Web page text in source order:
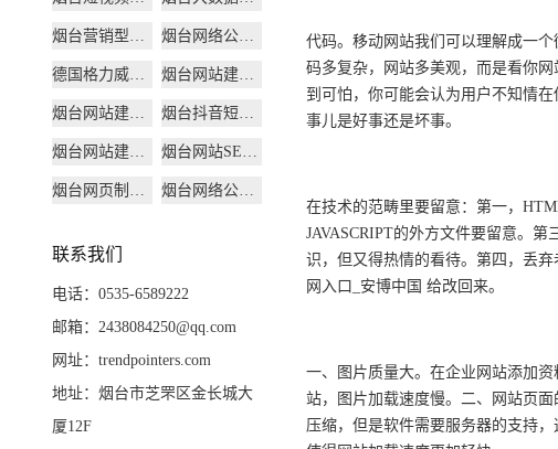
烟台营销型网站建设 烟台网络公司seo
德国格力威乳胶漆 烟台网站建设外包
烟台网站建设公司 烟台抖音短视频运营
烟台网站建设设计 烟台网站SEO优化
烟台网页制作设计 烟台网络公司建站
联系我们
电话：0535-6589222
邮箱：2438084250@qq.com
网址：trendpointers.com
地址：烟台市芝罘区金长城大
厦12F
代码。移动网站我们可以理解成一
码多复杂，网站多美观，而是看你
到可怕，你可能会认为用户不知情
事儿是好事还是坏事。
在技术的范畴里要留意：第一，
JAVASCRIPT的外方文件要留意。
识，但又得热情的看待。第四，丢
网入口_安博中国 给改回来。
一、图片质量大。在企业网站添加
站，图片加载速度慢。二、网站页
压缩，但是软件需要服务器的支持